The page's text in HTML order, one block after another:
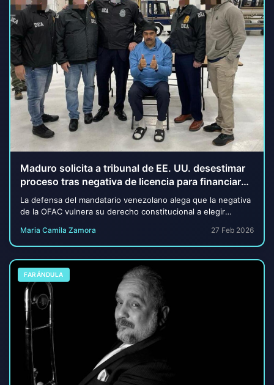
Maduro solicita a tribunal de EE. UU. desestimar
proceso tras negativa de licencia para financiar
su defensa
La defensa del mandatario venezolano alega que la negativa
de la OFAC vulnera su derecho constitucional a elegir
Maria Camila Zamora 27 Feb 2026
FARÁNDULA